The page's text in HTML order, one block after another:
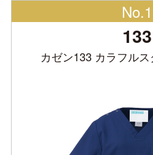
No.1
133
カゼン133 カラフル